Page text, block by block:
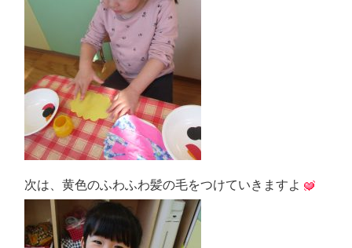
次は、黄色のふわふわ髪の毛をつけていきますよ